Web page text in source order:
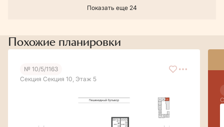
Показать еще 24
Похожие планировки
№ 10/5/1163
Секция Секция 10, Этаж 5